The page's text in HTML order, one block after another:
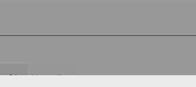
Okt Nov Dez